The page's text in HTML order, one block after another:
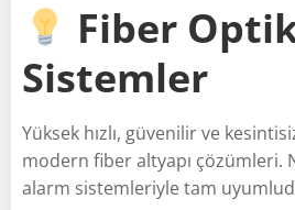
Fiber
Sistemler
Yüksek hızlı, güvenilir ve
modern fiber altyapı çözümleri.
alarm sistemleriyle tam